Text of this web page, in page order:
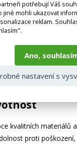
sportovní aktivity,
skříň ROBERA
Vaše oblečení a
identifikaci
což usnadňuje
kvalitních
proti
potřebují Váš
jiné mohli ukazovat
reklam.
Ano,
nastavení s